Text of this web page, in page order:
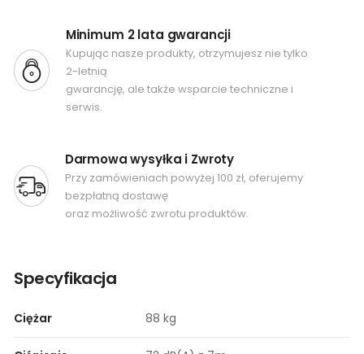
Minimum 2 lata gwarancji
Kupując nasze produkty, otrzymujesz nie tylko
2-letnią
gwarancję, ale także wsparcie techniczne i
serwis.
Darmowa wysyłka i Zwroty
Przy zamówieniach powyżej 100 zł, oferujemy
bezpłatną dostawę
oraz możliwość zwrotu produktów.
Specyfikacja
Ciężar 88 kg